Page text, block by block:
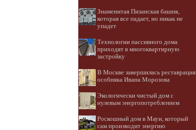
Знаменитая Пизанская башня,
которая все падает, но никак не
упадет
Технологии пассивного дома
приходят в многоквартирную
застройку
В Москве завершилась реставрация
особняка Ивана Морозова
Экологически чистый дом с
нулевым энергопотреблением
Роскошный дом в Мауи, который
сам производит энергию